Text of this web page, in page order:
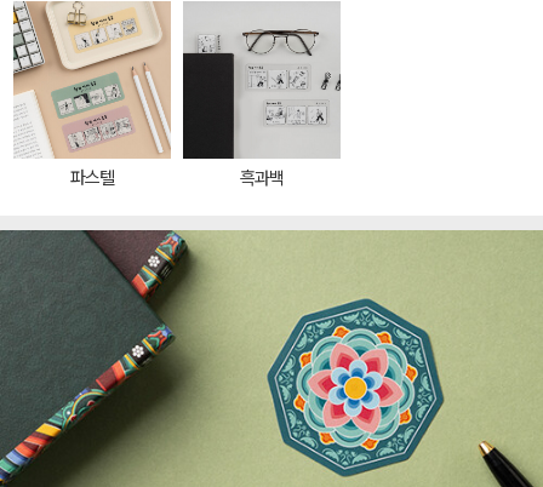
파스텔 흑과백